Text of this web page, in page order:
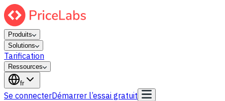
Produits
Solutions
Tarification
Ressources
fr
Se connecterDémarrer l’essai gratuit